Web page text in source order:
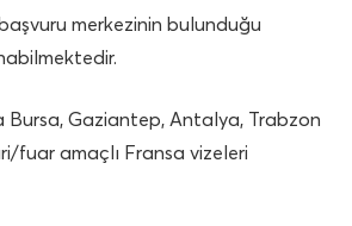
merkezinin bulunduğu
Bursa, Gaziantep, Antalya, Trabzon
fuar amaçlı Fransa vizeleri